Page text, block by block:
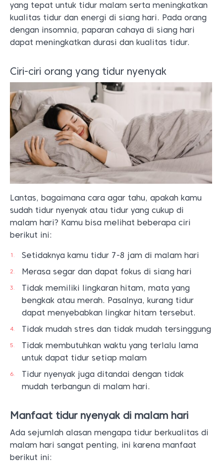
yang tepat untuk tidur malam serta meningkatkan
kualitas tidur dan energi di siang hari. Pada orang
dengan insomnia, paparan cahaya di siang hari
dapat meningkatkan durasi dan kualitas tidur.
Ciri-ciri orang yang tidur nyenyak
Lantas, bagaimana cara agar tahu, apakah kamu
sudah tidur nyenyak atau tidur yang cukup di
malam hari? Kamu bisa melihat beberapa ciri
berikut ini:
Setidaknya kamu tidur 7-8 jam di malam hari
Merasa segar dan dapat fokus di siang hari
Tidak memiliki lingkaran hitam, mata yang
bengkak atau merah. Pasalnya, kurang tidur
dapat menyebabkan lingkar hitam tersebut.
Tidak mudah stres dan tidak mudah tersinggung
Tidak membutuhkan waktu yang terlalu lama
untuk dapat tidur setiap malam
Tidur nyenyak juga ditandai dengan tidak
mudah terbangun di malam hari.
Manfaat tidur nyenyak di malam hari
Ada sejumlah alasan mengapa tidur berkualitas di
malam hari sangat penting, ini karena manfaat
berikut ini: